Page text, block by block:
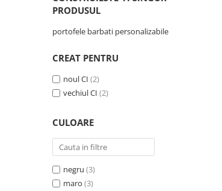
PRODUSUL
portofele barbati personalizabile
CREAT PENTRU
noul CI (2)
vechiul CI (2)
CULOARE
negru (3)
maro (3)